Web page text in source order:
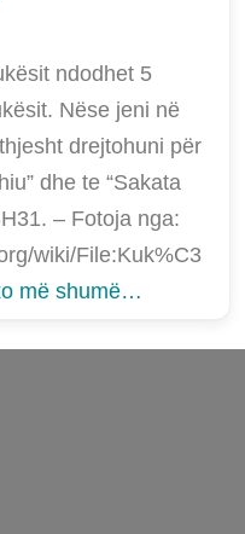
ndodhet 5
Nëse jeni në
drejtohuni për
dhe te “Sakata
– Fotoja nga:
wiki/File:Kuk%C3
më shumë…